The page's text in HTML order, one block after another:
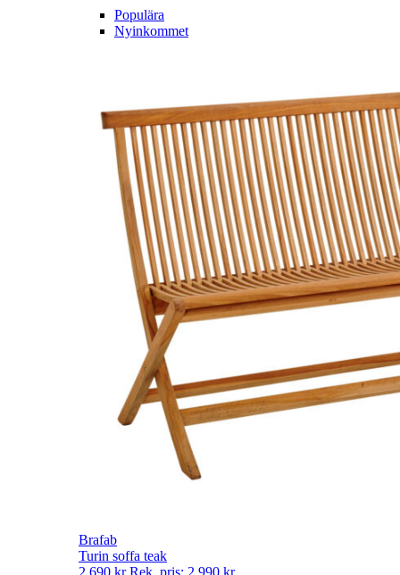
Populära
Nyinkommet
Brafab
Turin soffa teak
2 690 kr Rek. pris: 2 990 kr